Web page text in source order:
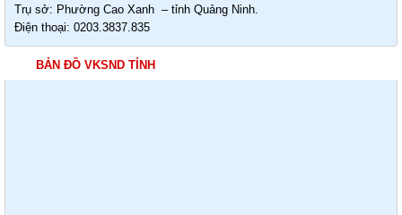
Trụ sở: Phường Cao Xanh – tỉnh Quảng Ninh.
Điện thoại: 0203.3837.835
BẢN ĐỒ VKSND TỈNH